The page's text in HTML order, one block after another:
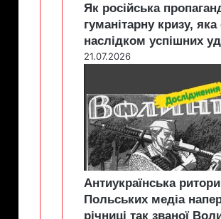
Як російська
гуманітарну кризу, яка
наслідком успішних
21.07.2026
Антиукраїнська
Польських медіа
річниці так званої